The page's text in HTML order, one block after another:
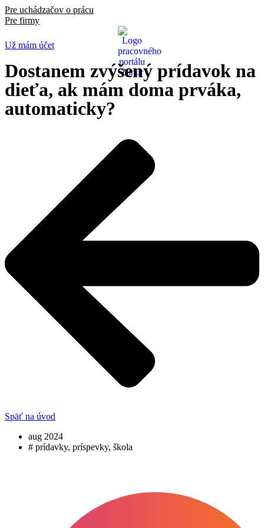
Pre uchádzačov o prácu
Pre firmy
Už mám účet
Dostanem zvýšený prídavok na
dieťa, ak mám doma prváka,
automaticky?
Späť na úvod
aug 2024
# prídavky, príspevky, škola